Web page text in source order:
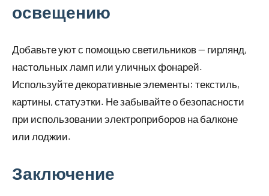
освещению
Добавьте уют с помощью светильников — гирлянд,
настольных ламп или уличных фонарей.
Используйте декоративные элементы: текстиль,
картины, статуэтки. Не забывайте о безопасности
при использовании электроприборов на балконе
или лоджии.
Заключение